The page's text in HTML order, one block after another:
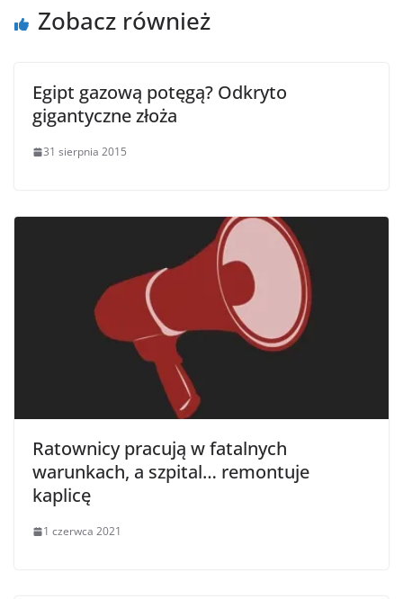
Zobacz również
Egipt gazową potęgą? Odkryto
gigantyczne złoża
31 sierpnia 2015
Ratownicy pracują w fatalnych
warunkach, a szpital… remontuje
kaplicę
1 czerwca 2021